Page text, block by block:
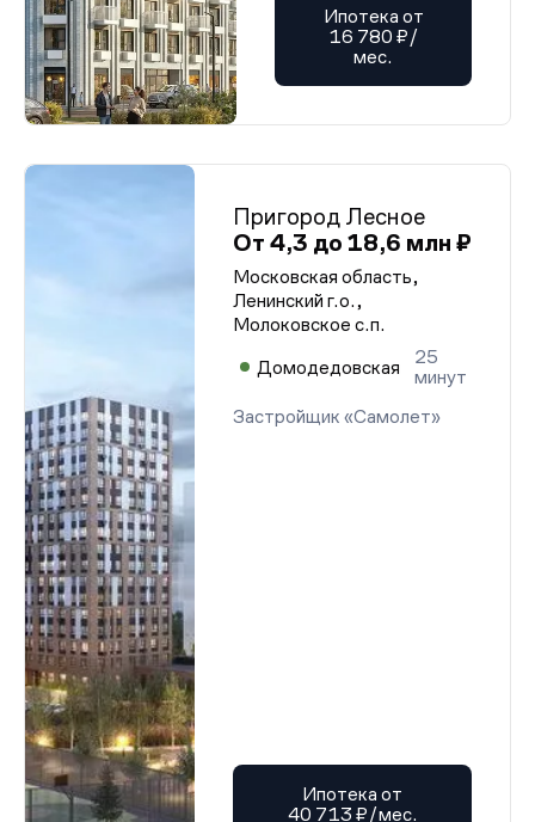
Ипотека от
16 780 ₽/
мес.
Пригород Лесное
От 4,3 до 18,6 млн ₽
Московская область,
Ленинский г.о.,
Молоковское с.п.
Домодедовская
25
минут
Застройщик «Самолет»
Ипотека от
40 713 ₽/мес.